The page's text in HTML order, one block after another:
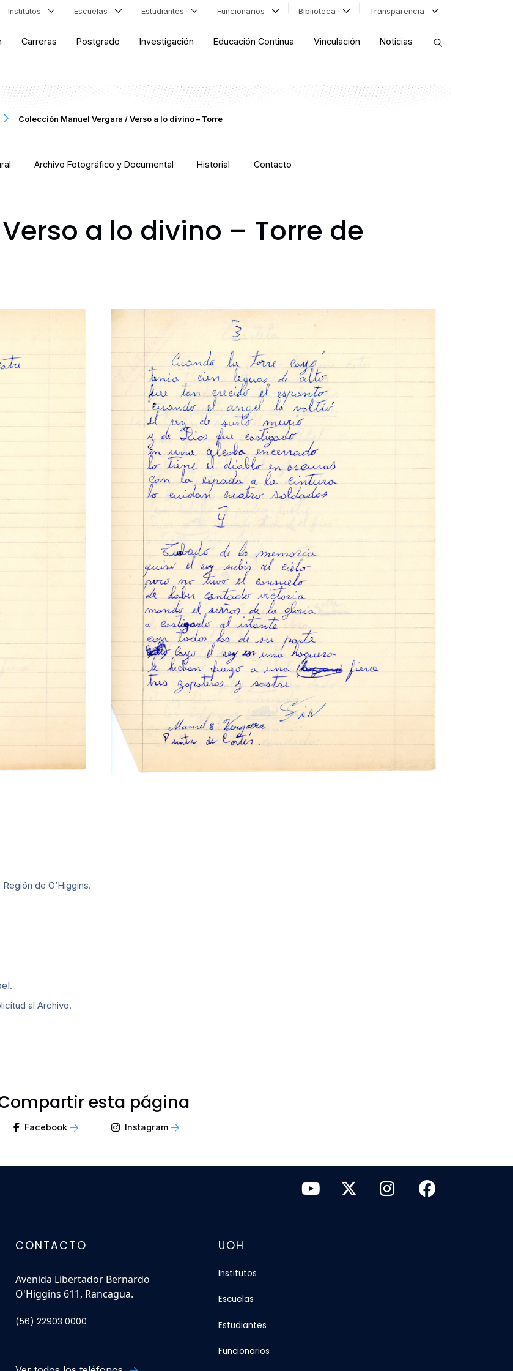
Institutos Escuelas Estudiantes Funcionarios Biblioteca Transparencia
Carreras Postgrado Investigación Educación Continua Vinculación Noticias
Colección Manuel Vergara / Verso a lo divino – Torre
Archivo Fotográfico y Documental Historial Contacto
a lo divino – Torre de
de O’Higgins.
al Archivo.
esta página
Facebook Instagram
CONTACTO
Avenida Libertador Bernardo
O'Higgins 611, Rancagua.
(56) 22903 0000
UOH
Institutos
Escuelas
Estudiantes
Funcionarios